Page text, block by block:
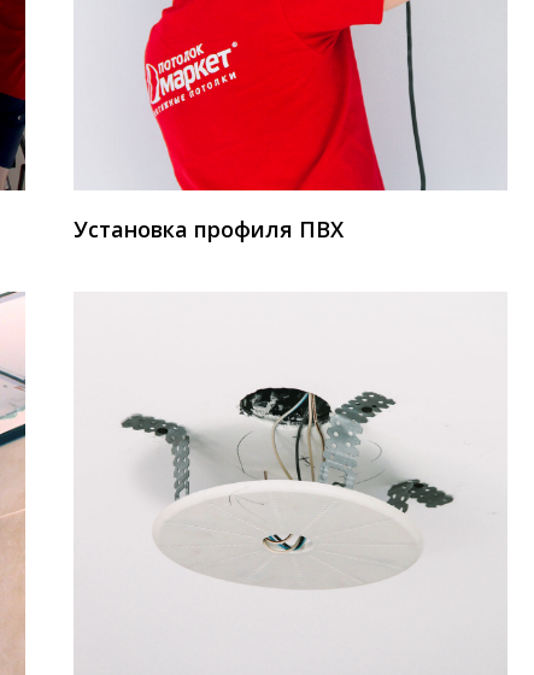
Установка профиля ПВХ